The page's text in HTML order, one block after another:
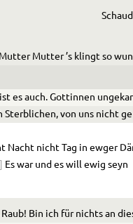
utter Mutter ’s klingt so
es auch. Gottinnen
Sterblichen, von uns nicht
Nacht nicht Tag in ewger
Es war und es will ewig seyn
Raub! Bin ich für nichts an